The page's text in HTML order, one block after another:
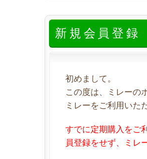
新規会員登録
初めまして。
この度は、ミレーの
ミレーをご利用いた
すでに定期購入をご
員登録をせず、ミレ